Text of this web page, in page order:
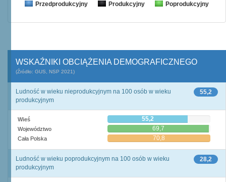
Przedprodukcyjny Produkcyjny Poprodukcyjny
WSKAŹNIKI OBCIĄŻENIA DEMOGRAFICZNEGO
(Źródło: GUS, NSP 2021)
55,2
Ludność w wieku nieprodukcyjnym na 100 osób w wieku
produkcyjnym
Wieś 55,2
Województwo 69,7
Cała Polska 70,8
28,2
Ludność w wieku poprodukcyjnym na 100 osób w wieku
produkcyjnym